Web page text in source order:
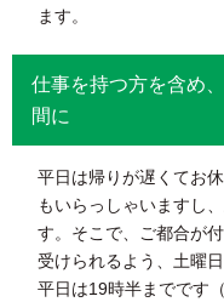
ます。
仕事を持つ方を含め
間に
平日は帰りが遅くてお
もいらっしゃいますし
す。そこで、ご都合が
受けられるよう、土曜
平日は19時半までです